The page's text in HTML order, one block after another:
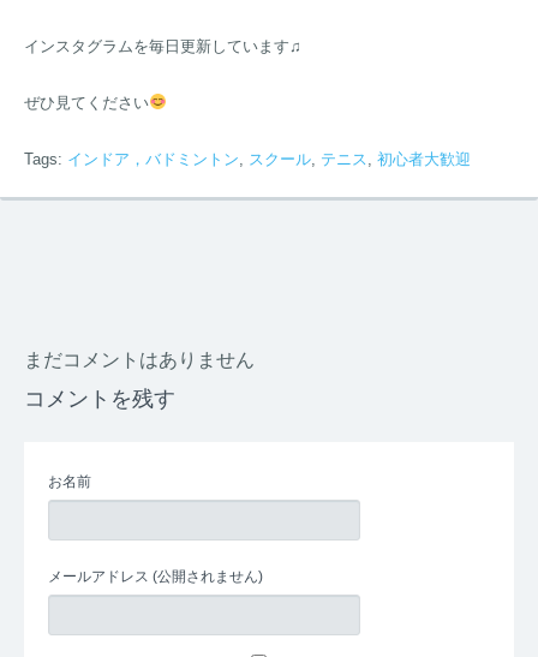
インスタグラムを毎日更新しています♫
ぜひ見てください
Tags: インドア，バドミントン, スクール, テニス, 初心者大歓迎
まだコメントはありません
コメントを残す
お名前
メールアドレス (公開されません)